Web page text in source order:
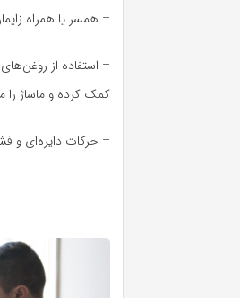
– همسر یا همراه
– استفاده از
کمک کرده و ماساژ را
– حرکات دایره‌ای و